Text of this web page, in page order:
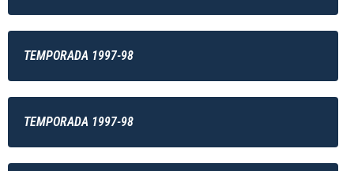
TEMPORADA 1997-98
TEMPORADA 1997-98